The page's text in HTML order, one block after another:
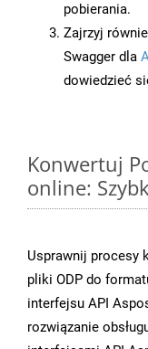
pobierania.
Zajrzyj
Swagger dla
dowiedzieć
Konwertuj
online:
Usprawnij procesy
pliki ODP do
interfejsu API
rozwiązanie